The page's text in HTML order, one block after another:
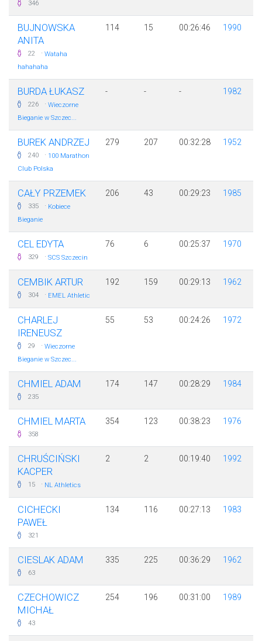
346
BUJNOWSKA
ANITA
22 · Wataha
hahahaha
114 15 00:26:46 1990
BURDA ŁUKASZ
226 · Wieczorne
Bieganie w Szczec...
- - - 1982
BUREK ANDRZEJ
240 · 100 Marathon
Club Polska
279 207 00:32:28 1952
CAŁY PRZEMEK
335 · Kobiece
Bieganie
206 43 00:29:23 1985
CEL EDYTA
329 · SCS Szczecin
76 6 00:25:37 1970
CEMBIK ARTUR
304 · EMEL Athletic
192 159 00:29:13 1962
CHARLEJ
IRENEUSZ
29 · Wieczorne
Bieganie w Szczec...
55 53 00:24:26 1972
CHMIEL ADAM
235
174 147 00:28:29 1984
CHMIEL MARTA
358
354 123 00:38:23 1976
CHRUŚCIŃSKI
KACPER
15 · NL Athletics
2 2 00:19:40 1992
CICHECKI
PAWEŁ
321
134 116 00:27:13 1983
CIESLAK ADAM
63
335 225 00:36:29 1962
CZECHOWICZ
MICHAŁ
43
254 196 00:31:00 1989